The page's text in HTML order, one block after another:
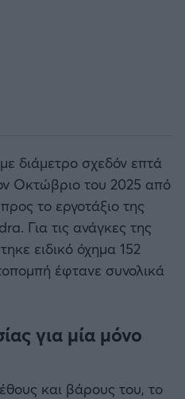
διάμετρο σχεδόν επτά
Οκτώβριο του 2025 από
το εργοτάξιο της
Για τις ανάγκες της
ειδικό όχημα 152
έφτανε συνολικά
για μία μόνο
και βάρους του, το